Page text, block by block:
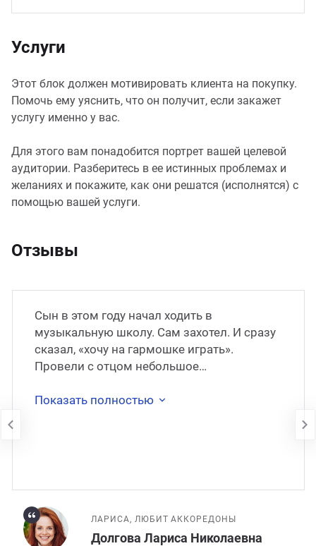
Услуги
Этот блок должен мотивировать клиента на покупку.
Помочь ему уяснить, что он получит, если закажет
услугу именно у вас.
Для этого вам понадобится портрет вашей целевой
аудитории. Разберитесь в ее истинных проблемах и
желаниях и покажите, как они решатся (исполнятся) с
помощью вашей услуги.
Отзывы
Сын в этом году начал ходить в
музыкальную школу. Сам захотел. И сразу
сказал, «хочу на гармошке играть».
Провели с отцом небольшое
в его понимании – на са
Показать полностью
ЛАРИСА, ЛЮБИТ АККОРЕДОНЫ
Долгова Лариса Николаевна